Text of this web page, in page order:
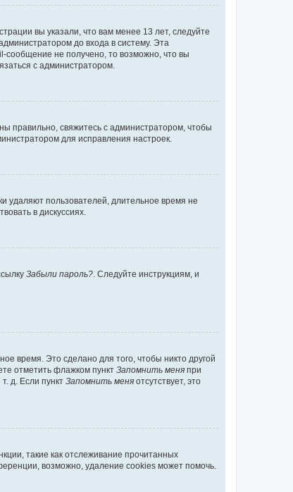
вы указали, что вам менее 13 лет, следуйте
до входа в систему. Эта
не получено, то возможно, что вы
с администратором.
правильно, свяжитесь с администратором, чтобы
для исправления настроек.
удаляют пользователей, длительное время не
в дискуссиях.
Забыли пароль? . Следуйте инструкциям, и
время. Это сделано для того, чтобы никто другой
отметить флажком пункт Запомнить меня при
д. Если пункт Запомнить меня отсутствует, это
такие как отслеживание прочитанных
возможно, удаление cookies может помочь.